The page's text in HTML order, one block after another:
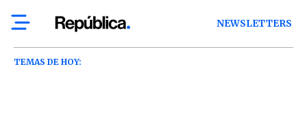
NEWSLETTERS
TEMAS DE HOY: